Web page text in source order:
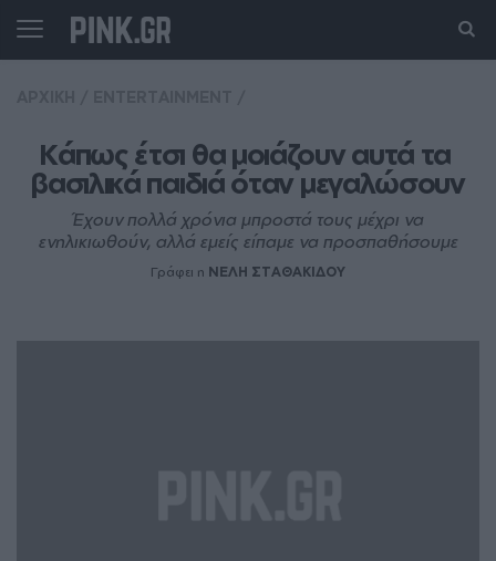
Κάπως έτσι θα μοιάζουν αυτά τα
βασιλικά παιδιά όταν μεγαλώσουν
Έχουν πολλά χρόνια μπροστά τους μέχρι να
ενηλικιωθούν, αλλά εμείς είπαμε να προσπαθήσουμε
Γράφει η ΝΕΛΗ ΣΤΑΘΑΚΙΔΟΥ